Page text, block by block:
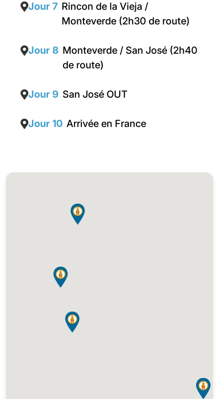
Jour 7 Rincon de la Vieja /
Monteverde (2h30 de route)
Jour 8 Monteverde / San José (2h40
de route)
Jour 9 San José OUT
Jour 10 Arrivée en France